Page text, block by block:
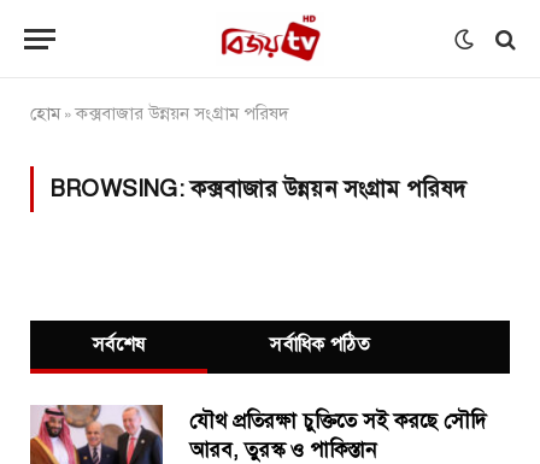
হোম»কক্সবাজার উন্নয়ন সংগ্রাম পরিষদ
BROWSING:কক্সবাজার উন্নয়ন সংগ্রাম পরিষদ
সর্বশেষ সর্বাধিক পঠিত
যৌথ প্রতিরক্ষা চুক্তিতে সই করছে সৌদি
আরব, তুরস্ক ও পাকিস্তান